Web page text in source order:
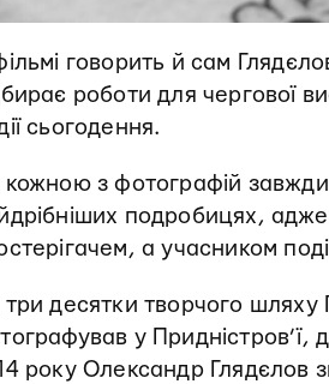
говорить й сам
роботи для чергової
сьогодення.
з фотографій завжди
подробицях,
а учасником
десятки творчого шляху
у
року Олександр Глядєлов